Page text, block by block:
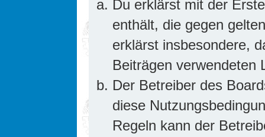
Du erklärst mit der
enthält, die gegen
erklärst insbesondere,
Beiträgen verwendeten
Der Betreiber des
diese
Regeln kann der